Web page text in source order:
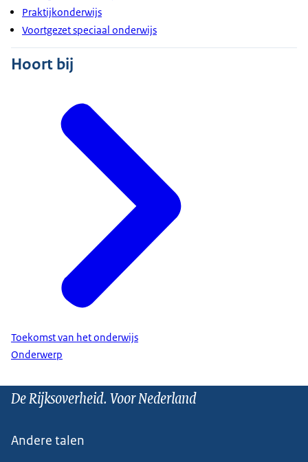
Praktijkonderwijs
Voortgezet speciaal onderwijs
Hoort bij
Toekomst van het onderwijs
Onderwerp
De Rijksoverheid. Voor Nederland
Andere talen